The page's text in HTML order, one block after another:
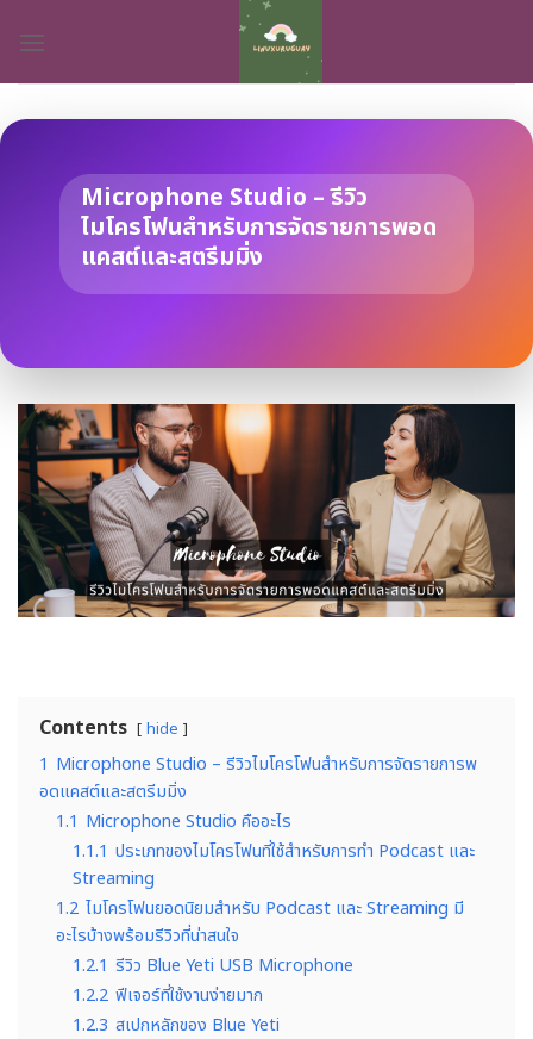
Microphone Studio – รีวิว
ไมโครโฟนสำหรับการจัดรายการพอด
แคสต์และสตรีมมิ่ง
Contents hide
1 Microphone Studio – รีวิวไมโครโฟนสำหรับการจัดรายการพ
อดแคสต์และสตรีมมิ่ง
1.1 Microphone Studio คืออะไร
1.1.1 ประเภทของไมโครโฟนที่ใช้สำหรับการทำ Podcast และ
Streaming
1.2 ไมโครโฟนยอดนิยมสำหรับ Podcast และ Streaming มี
อะไรบ้างพร้อมรีวิวที่น่าสนใจ
1.2.1 รีวิว Blue Yeti USB Microphone
1.2.2 ฟีเจอร์ที่ใช้งานง่ายมาก
1.2.3 สเปกหลักของ Blue Yeti